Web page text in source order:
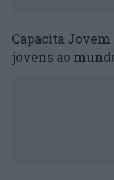
Capacita
jovens ao